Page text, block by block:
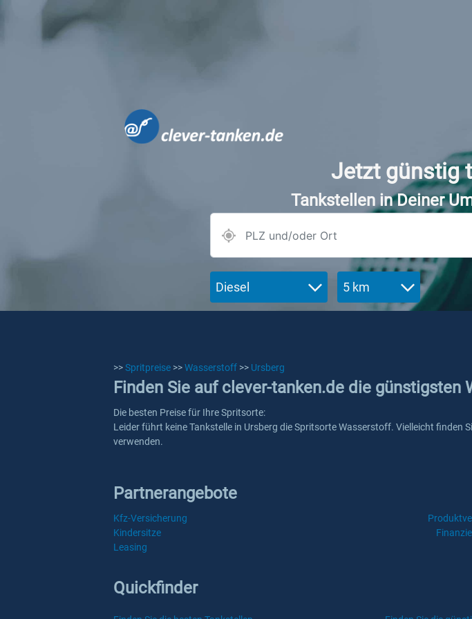
Jetzt günstig
Tankstellen in Deiner
Diesel 5 km
>>Spritpreise >>Wasserstoff >> Ursberg
Finden Sie auf clever-tanken.de die günstigsten
Die besten Preise für Ihre Spritsorte:
Leider führt keine Tankstelle in Ursberg die Spritsorte Wasserstoff. Vielleicht finden
verwenden.
Partnerangebote
Kfz-Versicherung
Kindersitze
Leasing
Quickfinder